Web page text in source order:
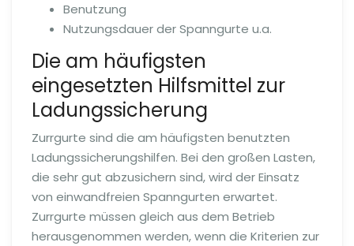
Benutzung
Nutzungsdauer der Spanngurte u.a.
Die am häufigsten
eingesetzten Hilfsmittel zur
Ladungssicherung
Zurrgurte sind die am häufigsten benutzten
Ladungssicherungshilfen. Bei den großen Lasten,
die sehr gut abzusichern sind, wird der Einsatz
von einwandfreien Spanngurten erwartet.
Zurrgurte müssen gleich aus dem Betrieb
herausgenommen werden, wenn die Kriterien zur